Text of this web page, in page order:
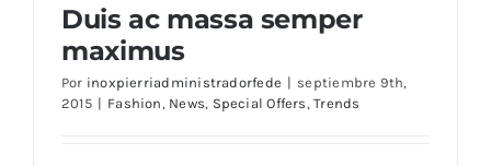
Duis ac massa semper
maximus
Por inoxpierriadministradorfede | septiembre 9th,
2015 | Fashion , News, Special Offers ,Trends